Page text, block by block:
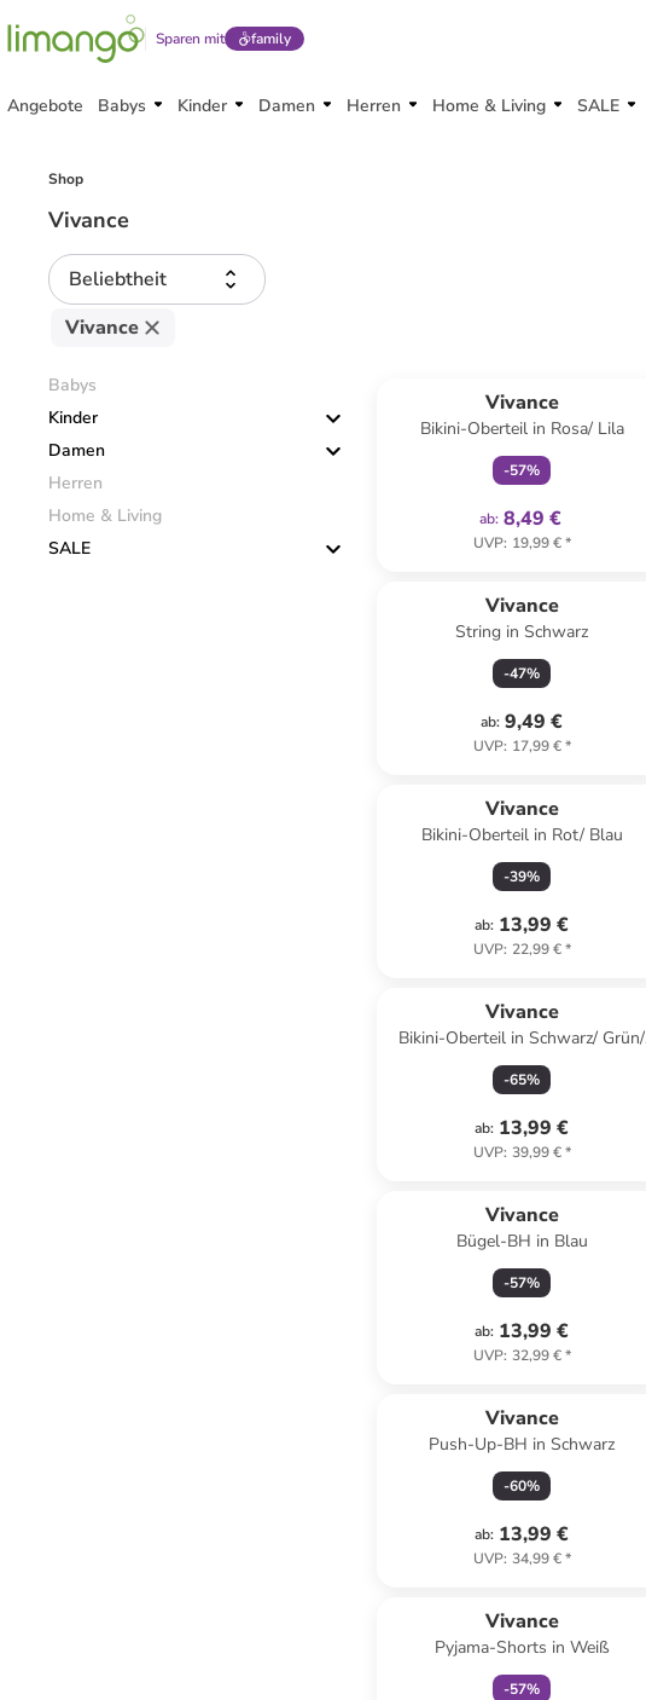
Sparen mit family
Angebote Babys Kinder Damen Herren Home & Living SALE
Shop
Vivance
Beliebtheit
Vivance
Babys
Kinder
Damen
Herren
Home & Living
SALE
Vivance
Bikini-Oberteil in Rosa/ Lila
-57%
ab: 8,49 €
UVP: 19,99 €*
Vivance
String in Schwarz
-47%
ab: 9,49 €
UVP: 17,99 €*
Vivance
Bikini-Oberteil in Rot/ Blau
-39%
ab: 13,99 €
UVP: 22,99 €*
Vivance
Bikini-Oberteil in Schwarz/ Grün/
Pink
-65%
ab: 13,99 €
UVP: 39,99 €*
Vivance
Bügel-BH in Blau
-57%
ab: 13,99 €
UVP: 32,99 €*
Vivance
Push-Up-BH in Schwarz
-60%
ab: 13,99 €
UVP: 34,99 €*
Vivance
Pyjama-Shorts in Weiß
-57%